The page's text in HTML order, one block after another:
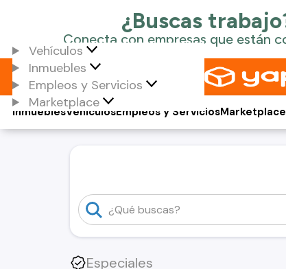
Vehículos
Inmuebles
Empleos y Servicios
Marketplace
Vehículos
Inmuebles Empleos y ServiciosMarketplace
Especiales